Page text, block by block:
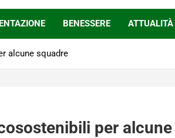
BENESSERE ATTUALITÀ
alcune squadre
per